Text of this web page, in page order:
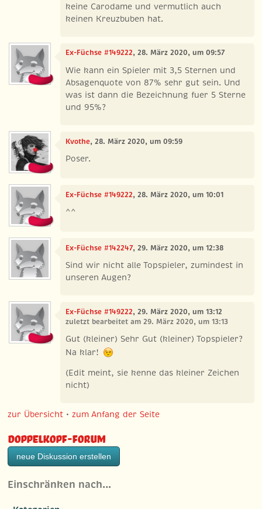
keine Carodame und vermutlich auch
keinen Kreuzbuben hat.
Ex-Füchse #149222, 28. März 2020, um 09:57
Wie kann ein Spieler mit 3,5 Sternen und
Absagenquote von 87% sehr gut sein. Und
was ist dann die Bezeichnung fuer 5 Sterne
und 95%?
Kvothe, 28. März 2020, um 09:59
Poser.
Ex-Füchse #149222, 28. März 2020, um 10:01
^^
Ex-Füchse #142247, 29. März 2020, um 12:38
Sind wir nicht alle Topspieler, zumindest in
unseren Augen?
Ex-Füchse #149222, 29. März 2020, um 13:12
zuletzt bearbeitet am 29. März 2020, um 13:13
Gut (kleiner) Sehr Gut (kleiner) Topspieler?
Na klar!
(Edit meint, sie kenne das kleiner Zeichen
nicht)
zur Übersicht •zum Anfang der Seite
Doppelkopf-Forum
neue Diskussion erstellen
Einschränken nach…